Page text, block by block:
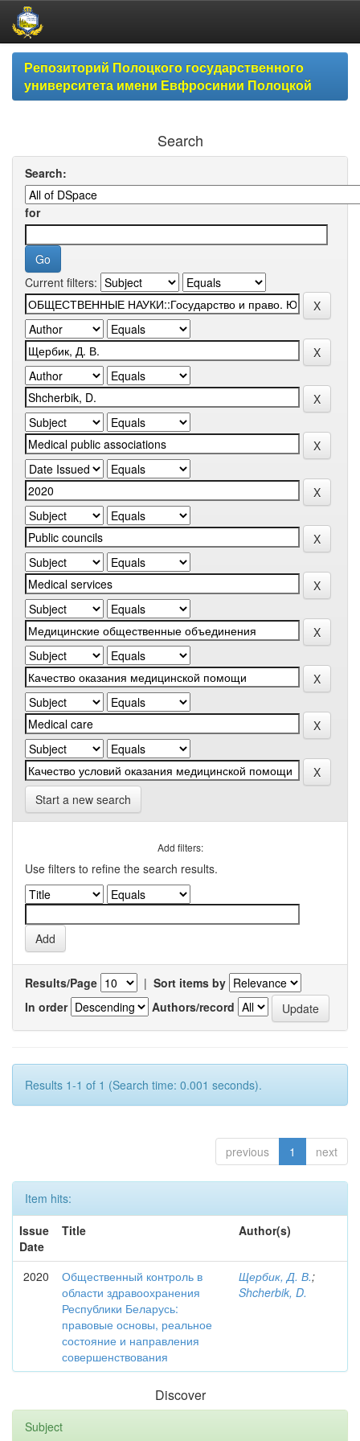
Skip
navigationРепозиторий Полоцкого государственного
университета имени Евфросинии Полоцкой
Search
Search:
for
Current filters:
Start a new search
Add filters:
Use filters to refine the search results.
Results/Page | Sort items by
In order
Authors/record
Results 1-1 of 1 (Search time: 0.001 seconds).
previous 1 next
Item hits:
Issue
Date
Title Author(s)
2020
Общественный контроль в
области здравоохранения
Республики Беларусь:
правовые основы, реальное
состояние и направления
совершенствования
Щербик, Д. В.;
Shcherbik, D.
Discover
Subject